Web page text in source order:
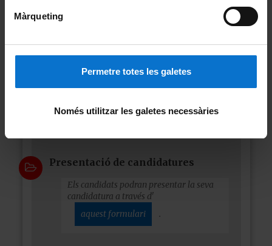
Màrqueting
Permetre totes les galetes
Només utilitzar les galetes necessàries
provisional
electoral, des de la teva intranet
Publicació del cens electoral
Podràs consultar, si estàs inclòs al cens
Presentació de candidatures
Els candidats podran presentar la seva
candidatura a través d'
aquest formulari
.